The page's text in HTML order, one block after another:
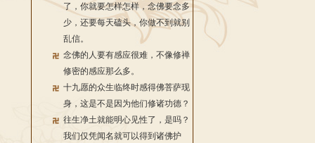
了，你就要怎样怎样，念佛要念多
少，还要每天磕头，你做不到就别
乱信。
念佛的人要有感应很难，不像修禅
修密的感应那么多。
十九愿的众生临终时感得佛菩萨现
身，这是不是因为他们修诸功德？
往生净土就能明心见性了，是吗？
我们仅凭闻名就可以得到诸佛护